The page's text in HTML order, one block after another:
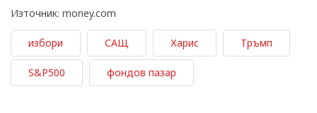
Източник: money.com
избори САЩ Харис Тръмп
S&P500 фондов пазар